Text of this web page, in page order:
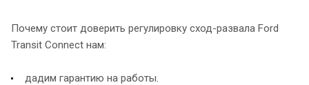
Почему стоит доверить регулировку сход-развала Ford
Transit Connect нам:
дадим гарантию на работы.